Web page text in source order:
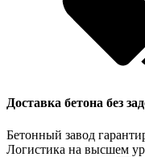
Доставка бетона без
Бетонный завод
Логистика на высшем